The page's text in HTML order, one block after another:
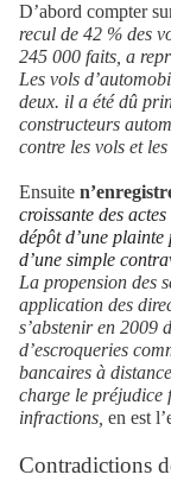
D’abord compter
recul de 42 % des
245 000 faits, a
Les vols
deux. il a été dû
constructeurs
contre les vols et
Ensuite
croissante des
dépôt d’une
d’une simple
La propension des
application des
s’abstenir en 2009
d’escroqueries
bancaires à
charge le préjudice
infractions, en est
Contradictions